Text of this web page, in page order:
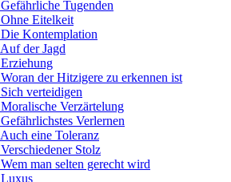
Tugenden
Eitelkeit
Kontemplation
der Jagd
der Hitzigere zu erkennen ist
verteidigen
Verzärtelung
Verlernen
eine Toleranz
Stolz
man selten gerecht wird